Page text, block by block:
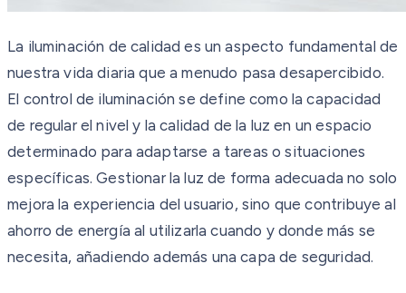
La iluminación de calidad es un aspecto fundamental de
nuestra vida diaria que a menudo pasa desapercibido.
El control de iluminación se define como la capacidad
de regular el nivel y la calidad de la luz en un espacio
determinado para adaptarse a tareas o situaciones
específicas. Gestionar la luz de forma adecuada no solo
mejora la experiencia del usuario, sino que contribuye al
ahorro de energía al utilizarla cuando y donde más se
necesita, añadiendo además una capa de seguridad.